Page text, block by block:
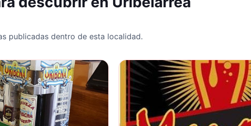
publicadas dentro de esta localidad.